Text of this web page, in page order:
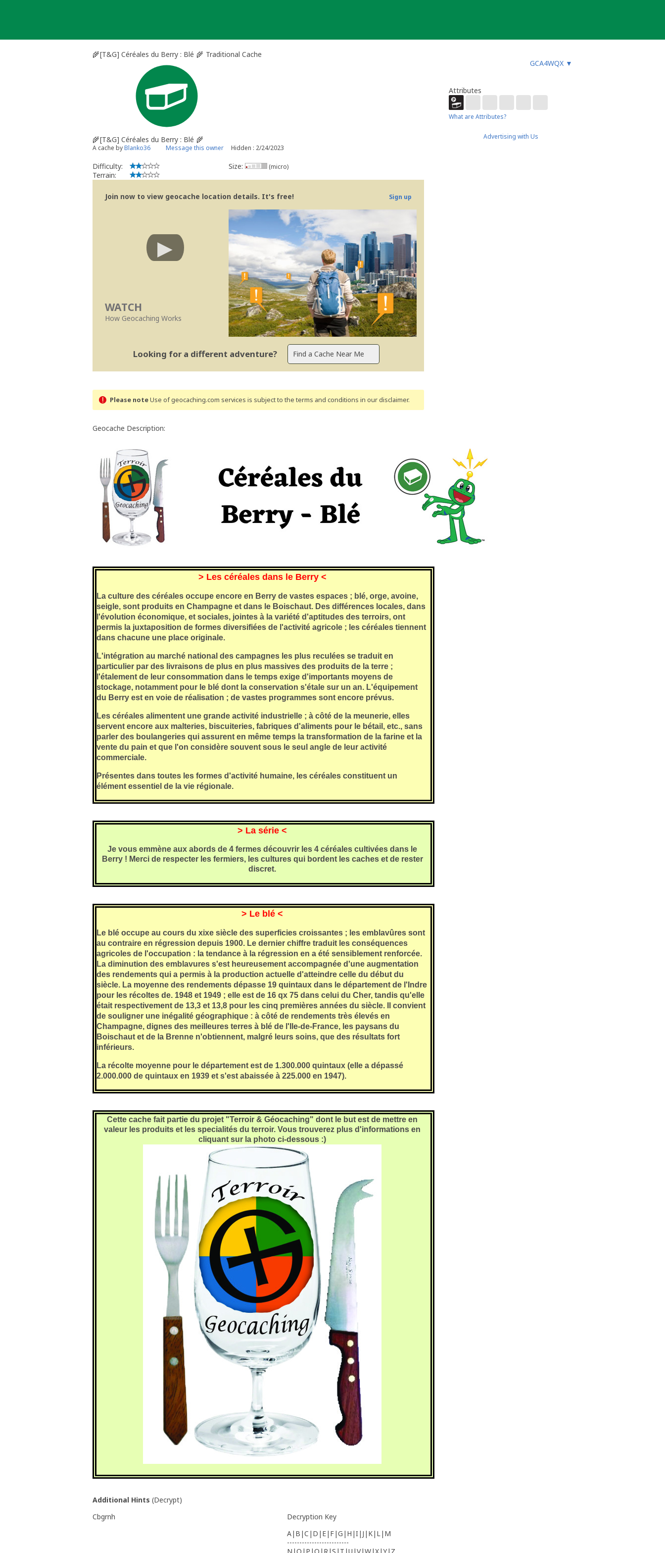
🌾 [T&G] Céréales du Berry : Blé 🌾 Traditional Cache
GCA4WQX ▼
🌾 [T&G] Céréales du Berry : Blé 🌾
A cache byBlanko36 Message this owner Hidden : 2/24/2023
Difficulty:
Terrain:
Size: (micro)
Join now to view geocache location details. It's free! Sign up
WATCH
How Geocaching Works
Looking for a different adventure?
Please noteUse of geocaching.com services is subject to the terms and conditions in our disclaimer.
Geocache Description:
> Les céréales dans le Berry <
La culture des céréales occupe encore en Berry de vastes espaces ; blé, orge, avoine,
seigle, sont produits en Champagne et dans le Boischaut. Des différences locales, dans
l'évolution économique, et sociales, jointes à la variété d'aptitudes des terroirs, ont
permis la juxtaposition de formes diversifiées de l'activité agricole ; les céréales tiennent
dans chacune une place originale.
L'intégration au marché national des campagnes les plus reculées se traduit en
particulier par des livraisons de plus en plus massives des produits de la terre ;
l'étalement de leur consommation dans le temps exige d'importants moyens de
stockage, notamment pour le blé dont la conservation s'étale sur un an. L'équipement
du Berry est en voie de réalisation ; de vastes programmes sont encore prévus.
Les céréales alimentent une grande activité industrielle ; à côté de la meunerie, elles
servent encore aux malteries, biscuiteries, fabriques d'aliments pour le bétail, etc., sans
parler des boulangeries qui assurent en même temps la transformation de la farine et la
vente du pain et que l'on considère souvent sous le seul angle de leur activité
commerciale.
Présentes dans toutes les formes d'activité humaine, les céréales constituent un
élément essentiel de la vie régionale.
> La série <
Je vous emmène aux abords de 4 fermes découvrir les 4 céréales cultivées dans le
Berry ! Merci de respecter les fermiers, les cultures qui bordent les caches et de rester
discret.
> Le blé <
Le blé occupe au cours du xixe siècle des superficies croissantes ; les emblavûres sont
au contraire en régression depuis 1900. Le dernier chiffre traduit les conséquences
agricoles de l'occupation : la tendance à la régression en a été sensiblement renforcée.
La diminution des emblavures s'est heureusement accompagnée d'une augmentation
des rendements qui a permis à la production actuelle d'atteindre celle du début du
siècle. La moyenne des rendements dépasse 19 quintaux dans le département de l'Indre
pour les récoltes de. 1948 et 1949 ; elle est de 16 qx 75 dans celui du Cher, tandis qu'elle
était respectivement de 13,3 et 13,8 pour les cinq premières années du siècle. Il convient
de souligner une inégalité géographique : à côté de rendements très élevés en
Champagne, dignes des meilleures terres à blé de l'Ile-de-France, les paysans du
Boischaut et de la Brenne n'obtiennent, malgré leurs soins, que des résultats fort
inférieurs.
La récolte moyenne pour le département est de 1.300.000 quintaux (elle a dépassé
2.000.000 de quintaux en 1939 et s'est abaissée à 225.000 en 1947).
Cette cache fait partie du projet "Terroir & Géocaching" dont le but est de mettre en
valeur les produits et les specialités du terroir. Vous trouverez plus d'informations en
cliquant sur la photo ci-dessous :)
Additional Hints (Decrypt)
Cbgrnh
Decryption Key
A|B|C|D|E|F|G|H|I|J|K|L|M
-------------------------
Attributes
What are Attributes?
Advertising with Us